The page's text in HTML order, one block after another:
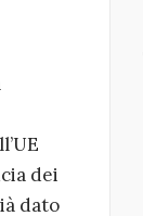
dei
dato